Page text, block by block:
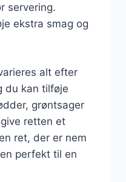
servering.
ekstra smag og
alt efter
du kan tilføje
grøntsager
retten et
ret, der er nem
perfekt til en